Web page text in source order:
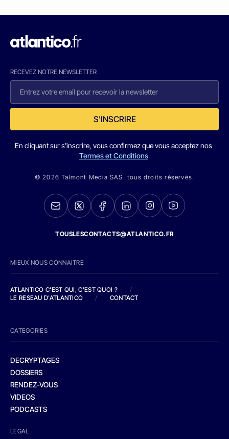
RECEVEZ NOTRE NEWSLETTER
S'INSCRIRE
En cliquant sur s'inscrire, vous confirmez que vous acceptez nos
Termes et Conditions
© 2026 Talmont Media SAS. tous droits réservés.
TOUSLESCONTACTS@ATLANTICO.FR
MIEUX NOUS CONNAITRE
ATLANTICO C'EST QUI, C'EST QUOI ?
/
LE RESEAU D'ATLANTICO
/ CONTACT
CATEGORIES
DECRYPTAGES
DOSSIERS
RENDEZ-VOUS
VIDEOS
PODCASTS
LEGAL